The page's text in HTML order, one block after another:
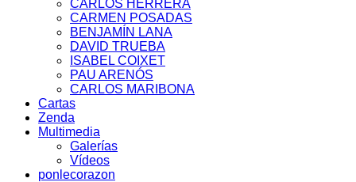
CARLOS HERRERA
CARMEN POSADAS
BENJAMÍN LANA
DAVID TRUEBA
ISABEL COIXET
PAU ARENÓS
CARLOS MARIBONA
Cartas
Zenda
Multimedia
Galerías
Vídeos
ponlecorazon